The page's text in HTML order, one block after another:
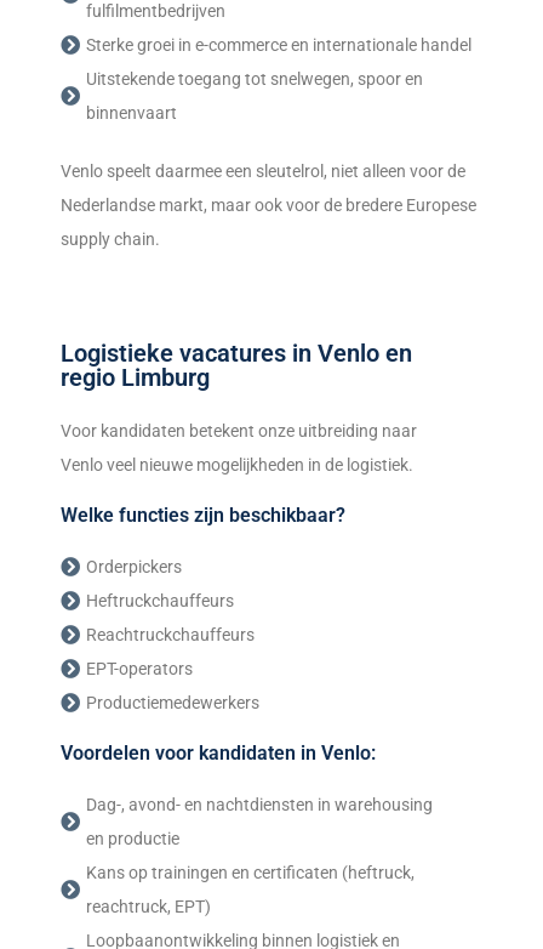
fulfilmentbedrijven
Sterke groei in e-commerce en internationale handel
Uitstekende toegang tot snelwegen, spoor en
binnenvaart
Venlo speelt daarmee een sleutelrol, niet alleen voor de
Nederlandse markt, maar ook voor de bredere Europese
supply chain.
Logistieke vacatures in Venlo en
regio Limburg
Voor kandidaten betekent onze uitbreiding naar
Venlo veel nieuwe mogelijkheden in de logistiek.
Welke functies zijn beschikbaar?
Orderpickers
Heftruckchauffeurs
Reachtruckchauffeurs
EPT-operators
Productiemedewerkers
Voordelen voor kandidaten in Venlo:
Dag-, avond- en nachtdiensten in warehousing
en productie
Kans op trainingen en certificaten (heftruck,
reachtruck, EPT)
Loopbaanontwikkeling binnen logistiek en